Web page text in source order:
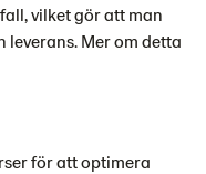
vilket gör att man
leverans. Mer om detta
för att optimera